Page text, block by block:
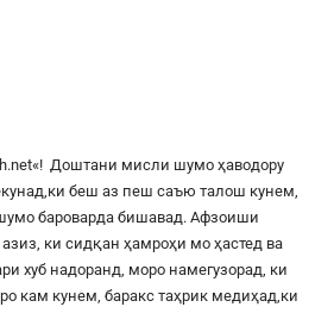
«! Доштани мисли шумо ҳаводору
беш аз пеш саъю талош кунем,
шумо бароварда бишавад. Афзоиши
ки сидқан ҳамроҳи мо ҳастед ва
хуб надоранд, моро намегузорад, ки
кам кунем, баракс таҳрик медиҳад,ки